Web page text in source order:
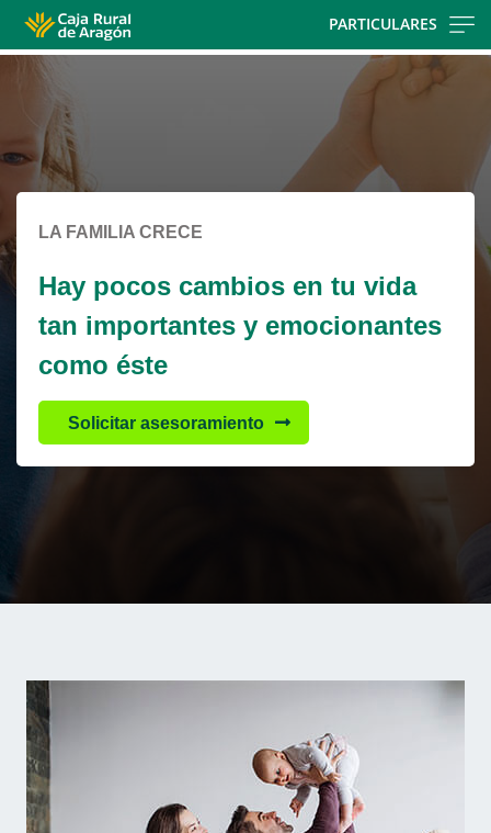
PARTICULARES
Cargando
contenido,
favor
espere...
LA FAMILIA CRECE
Hay pocos cambios en tu vida
tan importantes y emocionantes
como éste
Solicitar asesoramiento